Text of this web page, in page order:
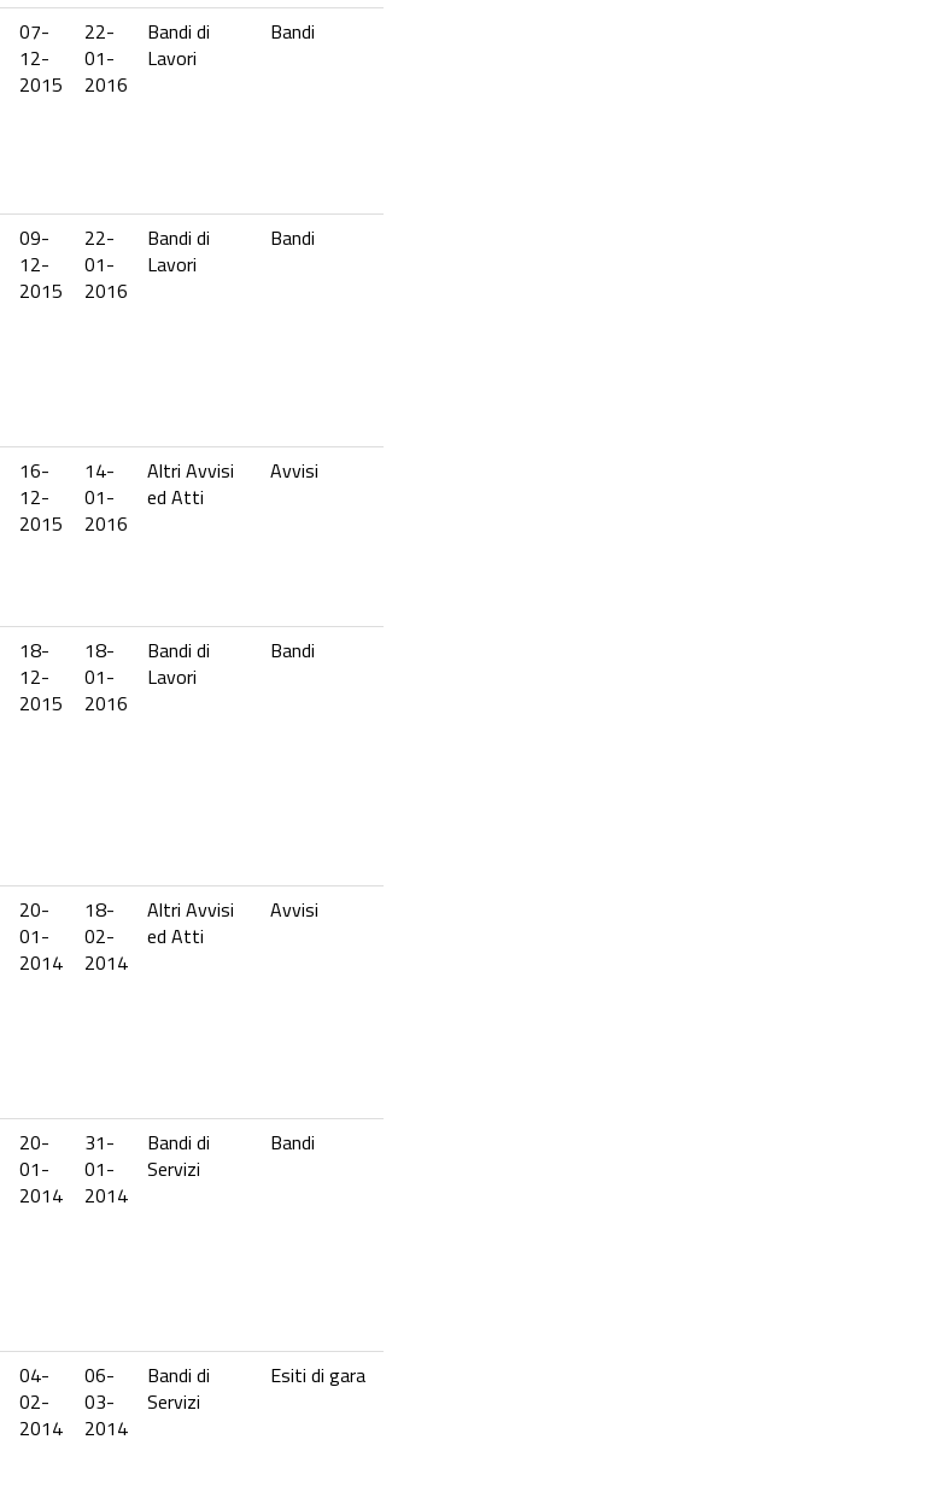
07-
12-
2015
22-
01-
2016
Bandi di
Lavori
Bandi
09-
12-
2015
22-
01-
2016
Bandi di
Lavori
Bandi
16-
12-
2015
14-
01-
2016
Altri Avvisi
ed Atti
Avvisi
18-
12-
2015
18-
01-
2016
Bandi di
Lavori
Bandi
20-
01-
2014
18-
02-
2014
Altri Avvisi
ed Atti
Avvisi
20-
01-
2014
31-
01-
2014
Bandi di
Servizi
Bandi
04-
02-
2014
06-
03-
2014
Bandi di
Servizi
Esiti di gara